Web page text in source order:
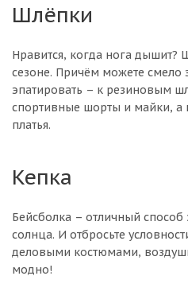
Шлёпки
Нравится, когда нога дышит?
сезоне. Причём можете смело
эпатировать – к резиновым
спортивные шорты и майки, а
платья.
Кепка
Бейсболка – отличный способ
солнца. И отбросьте
деловыми костюмами,
модно!